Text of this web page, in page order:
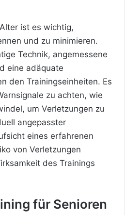
ist es wichtig,
und zu minimieren.
Technik, angemessene
eine adäquate
den Trainingseinheiten. Es
zu achten, wie
um Verletzungen zu
angepasster
eines erfahrenen
von Verletzungen
des Trainings
für Senioren